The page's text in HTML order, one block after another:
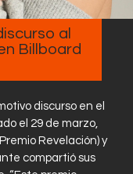
al
Billboard
discurso en el
el 29 de marzo,
Revelación) y
compartió sus